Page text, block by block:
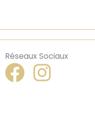
Réseaux Sociaux